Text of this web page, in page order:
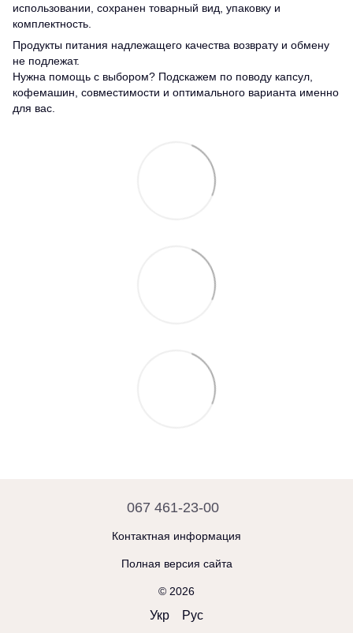
использовании, сохранен товарный вид, упаковку и
комплектность.
Продукты питания надлежащего качества возврату и обмену
не подлежат.
Нужна помощь с выбором? Подскажем по поводу капсул,
кофемашин, совместимости и оптимального варианта именно
для вас.
067 461-23-00
Контактная информация
Полная версия сайта
© 2026
Укр Рус